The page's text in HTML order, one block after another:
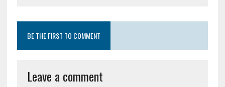
BE THE FIRST TO COMMENT
Leave a comment